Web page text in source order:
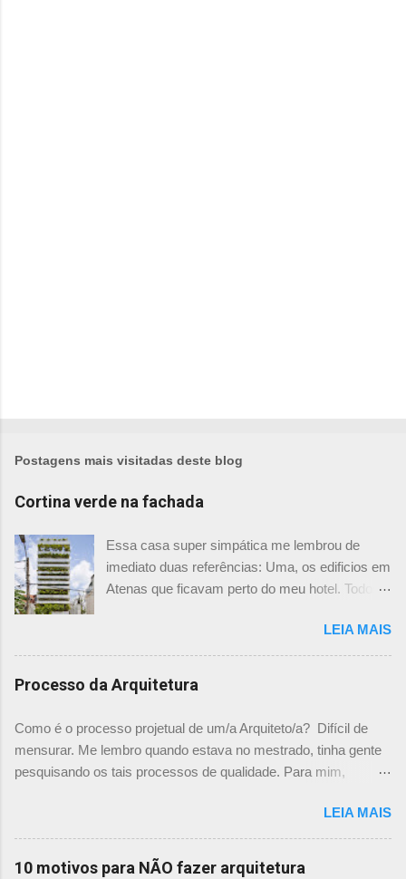
Postagens mais visitadas deste blog
Cortina verde na fachada
Essa casa super simpática me lembrou de
imediato duas referências: Uma, os edificios em
Atenas que ficavam perto do meu hotel. Todos
ficassem tão simpáticos! Mas olhando com
mais foco, me veio a segunda referência. Na
verdade as fachadas da frente e fundos são
como segundas peles, floreiras que criam um
prédio. Justo como a casa do colega Oscar
Muller. Eu juro que tenho fotos no computador,
mas não consegui acha-las para colocar aqui. A
dele é uma casa de vila e, na parte dos fundos,
efeito super interessante. Não achei mais
LEIA MAIS
Processo da Arquitetura
Como é o processo projetual de um/a Arquiteto/a? Difícil de
mensurar. Me lembro quando estava no mestrado, tinha gente
pesquisando os tais processos de qualidade. Para mim,
me parecia surreal. Já escrevi aqui um chamado sobre "Como
você projeta? " onde expliquei mais ou menos como funciona
o meu processo. E agora achei um guia rápido falando sobre
LEIA MAIS
10 motivos para NÃO fazer arquitetura